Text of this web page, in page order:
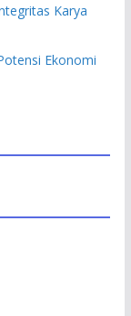
Karya
Ekonomi